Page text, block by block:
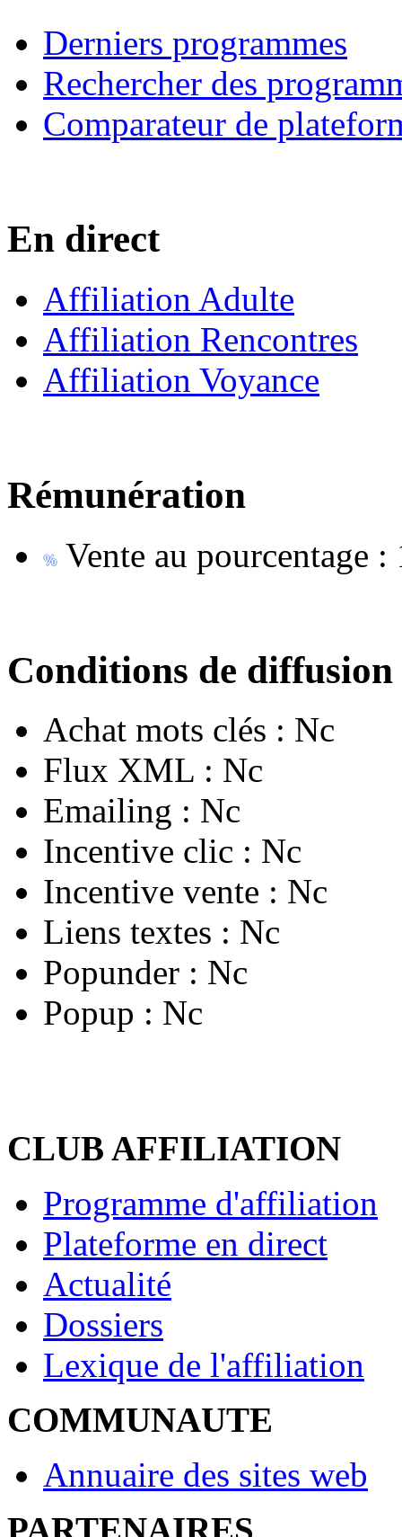
Derniers programmes
Rechercher des
Comparateur de
En direct
Affiliation Adulte
Affiliation Rencontres
Affiliation Voyance
Rémunération
Vente au pourcentage :
Conditions de diffusion
Achat mots clés : Nc
Flux XML : Nc
Emailing : Nc
Incentive clic : Nc
Incentive vente : Nc
Liens textes : Nc
Popunder : Nc
Popup : Nc
CLUB AFFILIATION
Programme d'affiliation
Plateforme en direct
Actualité
Dossiers
Lexique de l'affiliation
COMMUNAUTE
Annuaire des sites web